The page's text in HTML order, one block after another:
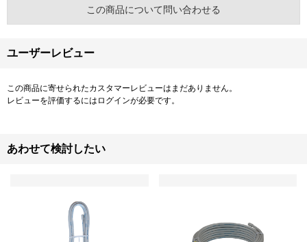
この商品について問い合わせる
ユーザーレビュー
この商品に寄せられたカスタマーレビューはまだありません。
レビューを評価するには ログインが必要です。
あわせて検討したい